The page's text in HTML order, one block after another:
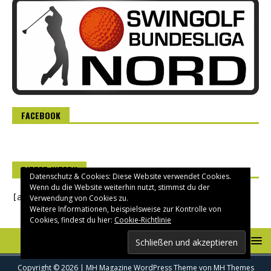
FACEBOOK
RITTER INTERN
[asverein_login]
Copyright © 2026 | MH Magazine WordPress Theme von MH Themes
Datenschutz & Cookies: Diese Website verwendet Cookies.
Wenn du die Website weiterhin nutzt, stimmst du der
Verwendung von Cookies zu.
Weitere Informationen, beispielsweise zur Kontrolle von
Cookies, findest du hier: Cookie-Richtlinie